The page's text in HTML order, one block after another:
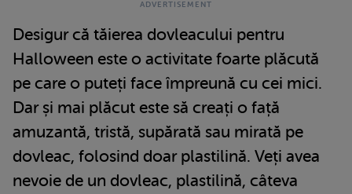
Desigur că tăierea dovleacului pentru
Halloween este o activitate foarte plăcută
pe care o puteți face împreună cu cei mici.
Dar și mai plăcut este să creați o față
amuzantă, tristă, supărată sau mirată pe
dovleac, folosind doar plastilină. Veți avea
nevoie de un dovleac, plastilină, câteva